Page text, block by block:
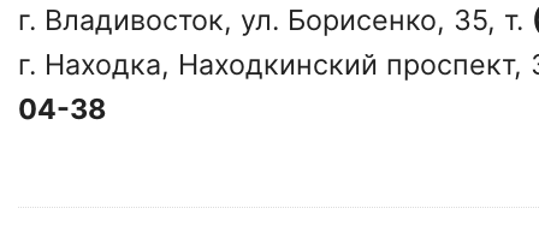
г. Владивосток, ул. Борисенко, 35, т.
г. Находка, Находкинский проспект,
04-38